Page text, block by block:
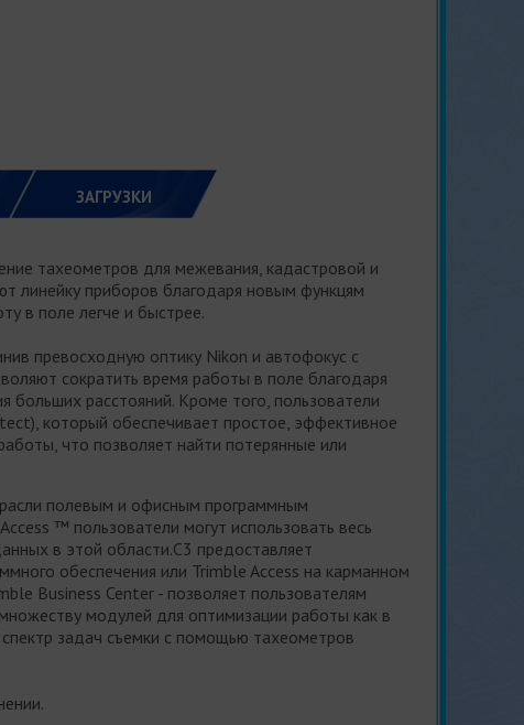
ЗАГРУЗКИ
тахеометров для межевания, кадастровой и
линейку приборов благодаря новым функцям
в поле легче и быстрее.
превосходную оптику Nikon и автофокус с
сократить время работы в поле благодаря
расстояний. Кроме того, пользователи
который обеспечивает простое, эффективное
что позволяет найти потерянные или
полевым и офисным программным
™ пользователи могут использовать весь
в этой области.C3 предоставляет
обеспечения или Trimble Access на карманном
Business Center - позволяет пользователям
модулей для оптимизации работы как в
задач съемки с помощью тахеометров